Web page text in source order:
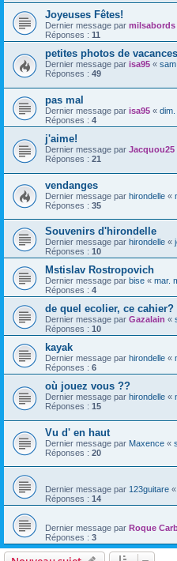
Joyeuses Fêtes!
Dernier message par milsabords
Réponses : 11
petites photos de vacances
Dernier message par isa95 «
Réponses : 49
pas mal
Dernier message par isa95 «
Réponses : 4
j'aime!
Dernier message par Jacquou25
Réponses : 21
vendanges
Dernier message par hirondelle «
Réponses : 35
Souvenirs d'hirondelle
Dernier message par hirondelle «
Réponses : 10
Mstislav Rostropovich
Dernier message par bise « mar.
Réponses : 4
de quel ecolier, ce cahier?
Dernier message par Gazalain «
Réponses : 10
kayak
Dernier message par hirondelle «
Réponses : 6
où jouez vous ??
Dernier message par hirondelle «
Réponses : 15
Vu d' en haut
Dernier message par Maxence «
Réponses : 20
Dernier message par 123guitare «
Réponses : 14
Dernier message par Roque
Réponses : 3